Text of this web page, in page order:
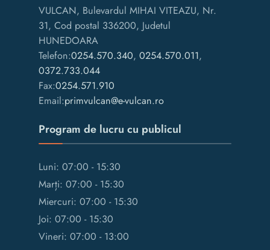
VULCAN, Bulevardul MIHAI VITEAZU, Nr.
31, Cod postal 336200, Judetul
HUNEDOARA
Telefon:0254.570.340, 0254.570.011,
0372.733.044
Fax:0254.571.910
Email:primvulcan@e-vulcan.ro
Program de lucru cu publicul
Luni: 07:00 - 15:30
Marți: 07:00 - 15:30
Miercuri: 07:00 - 15:30
Joi: 07:00 - 15:30
Vineri: 07:00 - 13:00